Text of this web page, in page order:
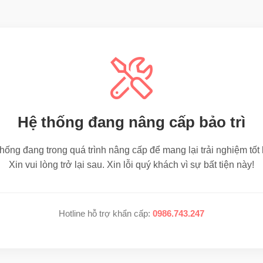
Hệ thống đang nâng cấp bảo trì
đang trong quá trình nâng cấp để mang lại trải nghiệm tốt
Xin vui lòng trở lại sau. Xin lỗi quý khách vì sự bất tiện này!
Hotline hỗ trợ khẩn cấp: 0986.743.247